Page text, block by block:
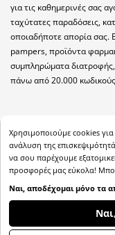
για τις καθημερινές σας
ταχύτατες παραδόσεις,
οποιαδήποτε απορία σας.
pampers, προϊόντα
συμπληρώματα διατροφής,
πάνω από 20.000
Χρησιμοποιούμε cookies
ανάλυση της
να σου παρέχουμε
προσφορές μας εύκολα!
Ναι, αποδέχομαι μόνο τα